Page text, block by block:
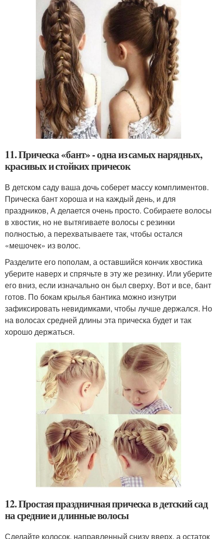
11. Прическа «бант» - одна из самых нарядных,
красивых и стойких причесок
В детском саду ваша дочь соберет массу комплиментов.
Прическа бант хороша и на каждый день, и для
праздников, А делается очень просто. Собираете волосы
в хвостик, но не вытягиваете волосы с резинки
полностью, а перехватываете так, чтобы остался
«мешочек» из волос.
Разделите его пополам, а оставшийся кончик хвостика
уберите наверх и спрячьте в эту же резинку. Или уберите
его вниз, если изначально он был сверху. Вот и все, бант
готов. По бокам крылья бантика можно изнутри
зафиксировать невидимками, чтобы лучше держался. Но
на волосах средней длины эта прическа будет и так
хорошо держаться.
12. Простая праздничная прическа в детский сад
на средние и длинные волосы
Сделайте колосок, направленный снизу вверх, а остаток